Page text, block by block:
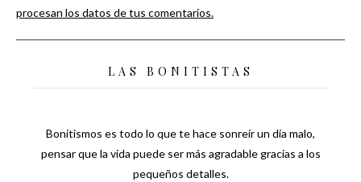
procesan los datos de tus comentarios.
LAS BONITISTAS
Bonitismos es todo lo que te hace sonreír un día malo,
pensar que la vida puede ser más agradable gracias a los
pequeños detalles.